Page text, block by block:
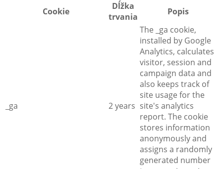
Cookie
Dĺžka
trvania
Popis
_ga 2 years
The _ga cookie,
installed by Google
Analytics, calculates
visitor, session and
campaign data and
also keeps track of
site usage for the
site's analytics
report. The cookie
stores information
anonymously and
assigns a randomly
generated number